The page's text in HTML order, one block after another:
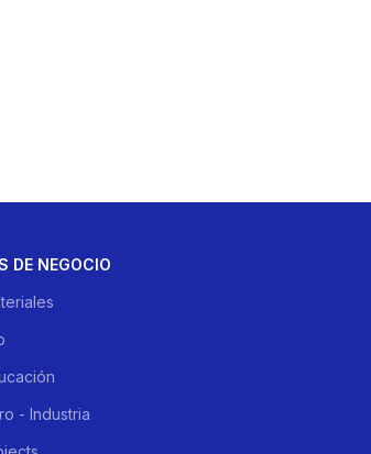
DE NEGOCIO
- Industria